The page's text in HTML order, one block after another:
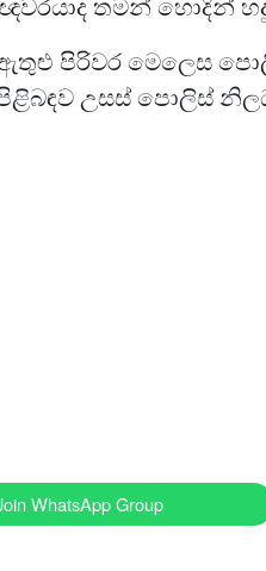
තමන් හොදින්
පිරිවර මෙලෙස
උසස් පොලිස්
WhatsApp Group